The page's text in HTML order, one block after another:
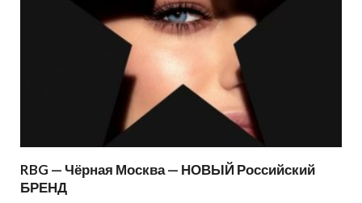
RBG — Чёрная Москва — НОВЫЙ Российский
БРЕНД